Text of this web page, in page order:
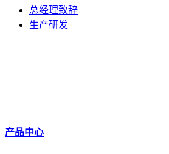
总经理致辞
生产研发
产品中心